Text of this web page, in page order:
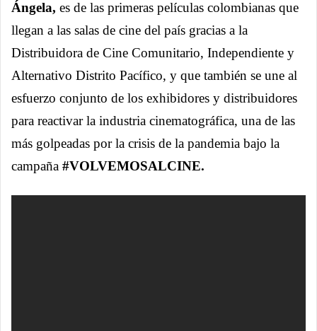
Ángela, es de las primeras películas colombianas que
llegan a las salas de cine del país gracias a la
Distribuidora de Cine Comunitario, Independiente y
Alternativo Distrito Pacífico, y que también se une al
esfuerzo conjunto de los exhibidores y distribuidores
para reactivar la industria cinematográfica, una de las
más golpeadas por la crisis de la pandemia bajo la
campaña #VOLVEMOSALCINE.